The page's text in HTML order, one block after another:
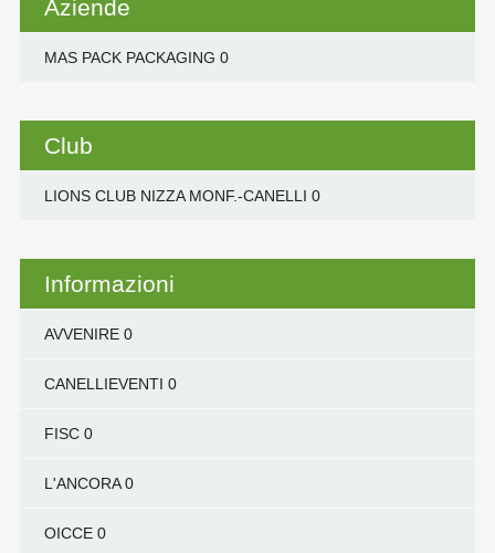
Aziende
MAS PACK PACKAGING 0
Club
LIONS CLUB NIZZA MONF.-CANELLI 0
Informazioni
AVVENIRE0
CANELLIEVENTI 0
FISC0
L'ANCORA0
OICCE0